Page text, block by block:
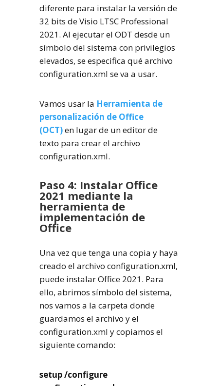
diferente para instalar la versión de
32 bits de Visio LTSC Professional
2021. Al ejecutar el ODT desde un
símbolo del sistema con privilegios
elevados, se especifica qué archivo
configuration.xml se va a usar.
Vamos usar la Herramienta de
personalización de Office
(OCT)en lugar de un editor de
texto para crear el archivo
configuration.xml.
Paso 4: Instalar Office
2021 mediante la
herramienta de
implementación de
Office
Una vez que tenga una copia y haya
creado el archivo configuration.xml,
puede instalar Office 2021. Para
ello, abrimos símbolo del sistema,
nos vamos a la carpeta donde
guardamos el archivo y el
configuration.xml y copiamos el
siguiente comando:
setup /configure